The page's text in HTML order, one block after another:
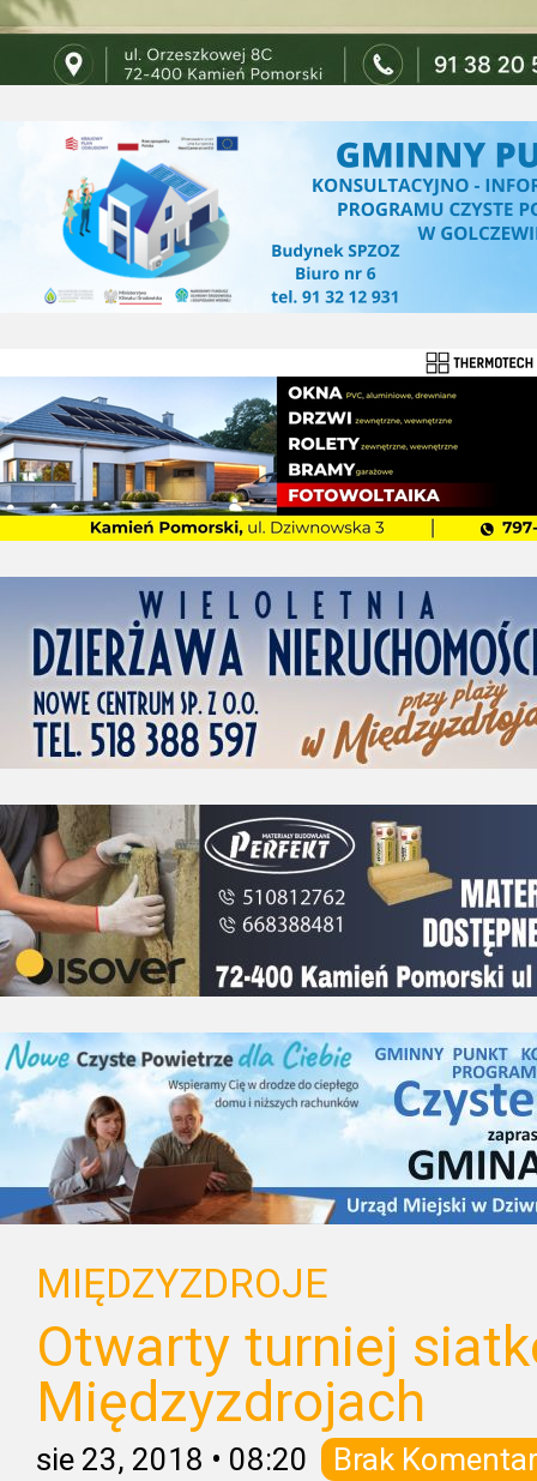
MIĘDZYZDROJE
Otwarty turniej
Międzyzdrojach
sie 23, 2018 • 08:20 Brak